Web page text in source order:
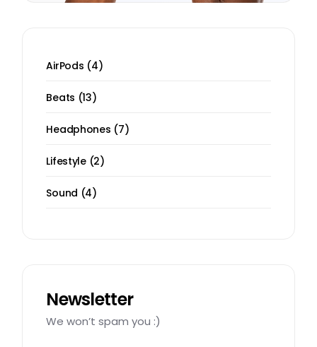
AirPods 4
Beats 13
Headphones 7
Lifestyle 2
Sound 4
Newsletter
We won’t spam you :)